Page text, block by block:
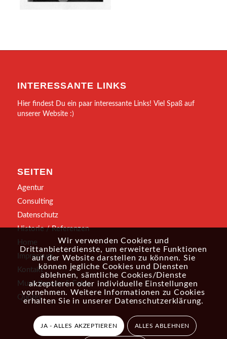
INTERESSANTE LINKS
Hier findest Du ein paar interessante Links! Viel Spaß auf
unserer Website :)
SEITEN
Agentur
Consulting
Datenschutz
Historie / Referenzen
Home
Impressum
Kontakt
Musikthemen & Fotos
Quotes
Wir verwenden Cookies und
Drittanbieterdienste, um erweiterte Funktionen
auf der Website darstellen zu können. Sie
können jegliche Cookies und Diensten
ablehnen, sämtliche Cookies/Dienste
akzeptieren oder individuelle Einstellungen
vornehmen. Weitere Informationen zu Cookies
erhalten Sie in unserer Datenschutzerklärung.
JA - ALLES AKZEPTIEREN ALLES ABLEHNEN